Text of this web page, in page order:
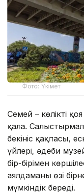
Фото: Үкімет
Семей – көлікті
қала.
бекініс қақпасы,
үйлері, әдеби
бір-бірімен
аялдаманың өзі
мүмкіндік береді.